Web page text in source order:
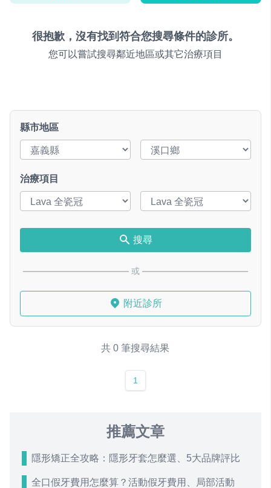
很抱歉，沒有找到符合您搜尋條件的診所。
您可以嘗試搜尋鄰近地區或其它治療項目
縣市地區
治療項目
搜尋
或
附近診所
共 0 筆搜尋結果
1
推薦文章
隱形矯正全攻略：隱形牙套怎麼選、5大品牌評比
全口假牙費用怎麼算？活動假牙費用、局部活動